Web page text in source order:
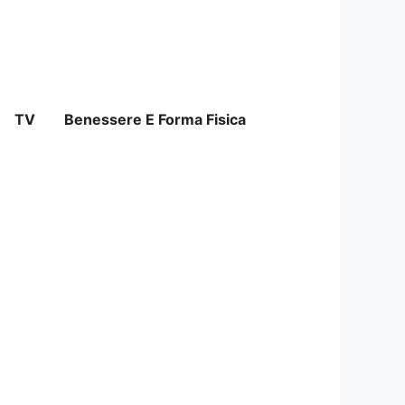
TV Benessere E Forma Fisica